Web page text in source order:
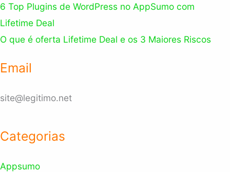
6 Top Plugins de WordPress no AppSumo com
Lifetime Deal
O que é oferta Lifetime Deal e os 3 Maiores Riscos
Email
site@legitimo.net
Categorias
Appsumo